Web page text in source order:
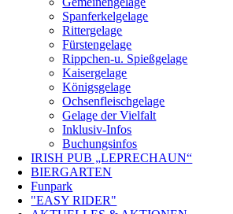
Spanferkelgelage
Rittergelage
Fürstengelage
Rippchen-u. Spießgelage
Kaisergelage
Königsgelage
Ochsenfleischgelage
Gelage der Vielfalt
Inklusiv-Infos
Buchungsinfos
IRISH PUB „LEPRECHAUN“
BIERGARTEN
Funpark
"EASY RIDER"